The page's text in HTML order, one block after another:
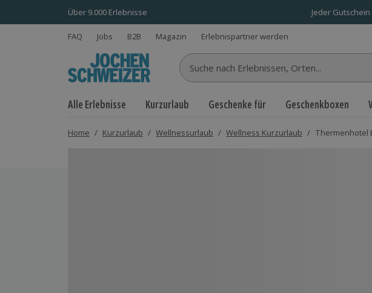
Über 9.000 Erlebnisse Jeder
FAQ Jobs B2B Magazin Erlebnispartner werden
Suche nach Erlebnissen...
Alle Erlebnisse Kurzurlaub Geschenke für Geschenkboxen
Home / Kurzurlaub / Wellnessurlaub / Wellness Kurzurlaub / Thermenhotel